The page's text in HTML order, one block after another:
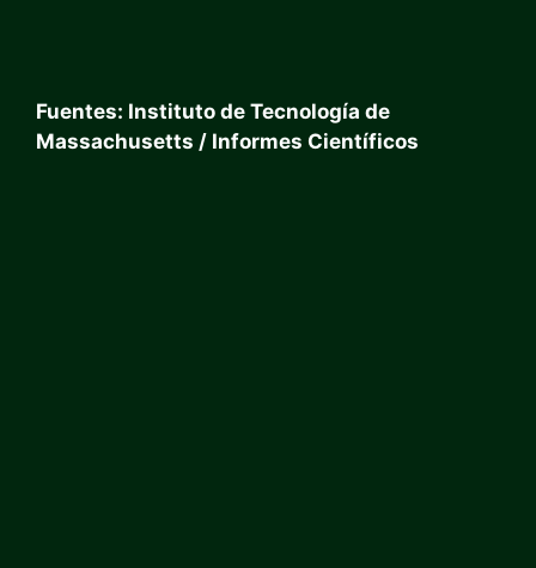
Fuentes: Instituto de Tecnología de
Massachusetts / Informes Científicos